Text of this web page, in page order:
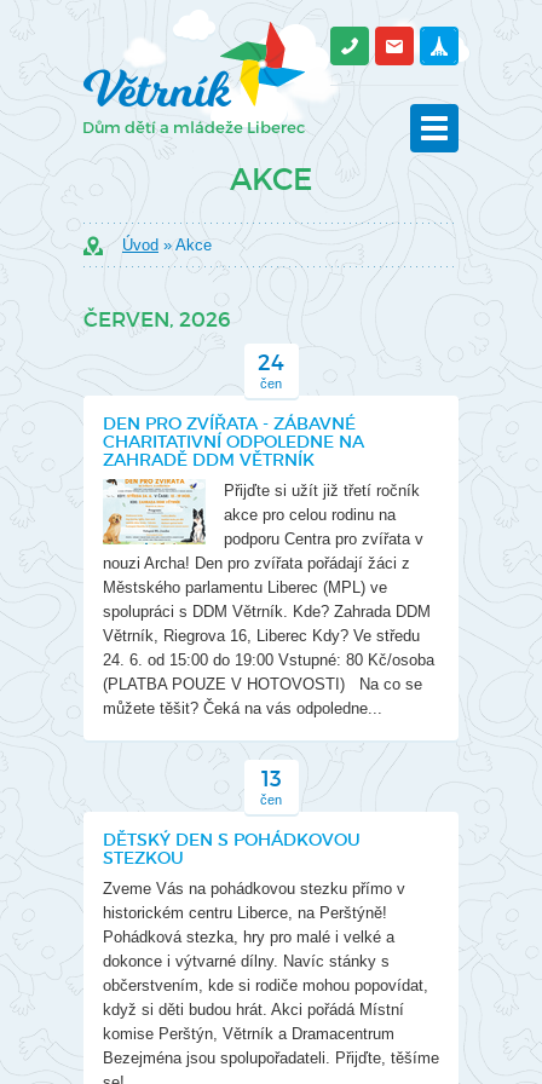
AKCE
Úvod » Akce
ČERVEN, 2026
24
čen
DEN PRO ZVÍŘATA - ZÁBAVNÉ
CHARITATIVNÍ ODPOLEDNE NA
ZAHRADĚ DDM VĚTRNÍK
Přijďte si užít již třetí ročník
akce pro celou rodinu na
podporu Centra pro zvířata v
nouzi Archa! Den pro zvířata pořádají žáci z
Městského parlamentu Liberec (MPL) ve
spolupráci s DDM Větrník. Kde? Zahrada DDM
Větrník, Riegrova 16, Liberec Kdy? Ve středu
24. 6. od 15:00 do 19:00 Vstupné: 80 Kč/osoba
(PLATBA POUZE V HOTOVOSTI) Na co se
můžete těšit? Čeká na vás odpoledne...
13
čen
DĚTSKÝ DEN S POHÁDKOVOU
STEZKOU
Zveme Vás na pohádkovou stezku přímo v
historickém centru Liberce, na Perštýně!
Pohádková stezka, hry pro malé i velké a
dokonce i výtvarné dílny. Navíc stánky s
občerstvením, kde si rodiče mohou popovídat,
když si děti budou hrát. Akci pořádá Místní
komise Perštýn, Větrník a Dramacentrum
Bezejména jsou spolupořadateli. Přijďte, těšíme